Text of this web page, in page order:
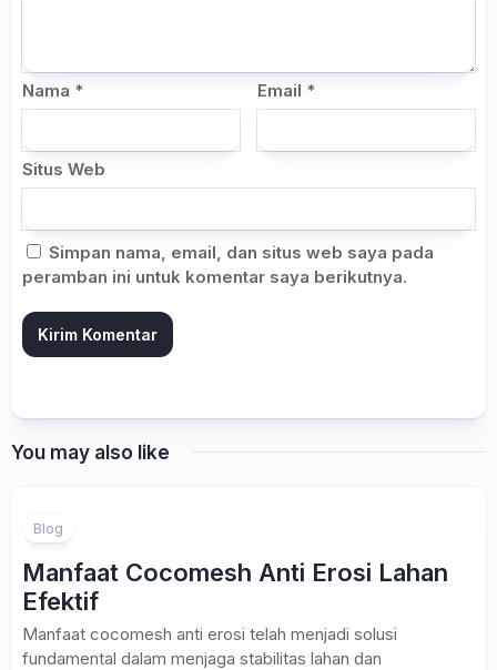
Nama * Email *
Situs Web
Simpan nama, email, dan situs web saya pada
peramban ini untuk komentar saya berikutnya.
You may also like
Blog
Manfaat Cocomesh Anti Erosi Lahan
Efektif
Manfaat cocomesh anti erosi telah menjadi solusi
fundamental dalam menjaga stabilitas lahan dan